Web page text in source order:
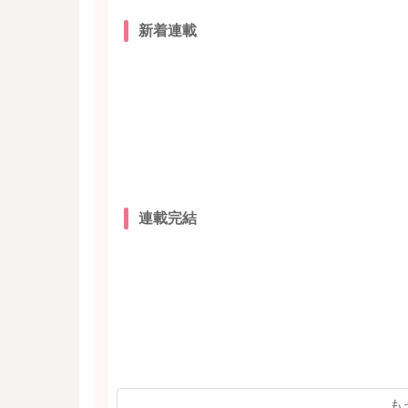
新着連載
連載完結
も